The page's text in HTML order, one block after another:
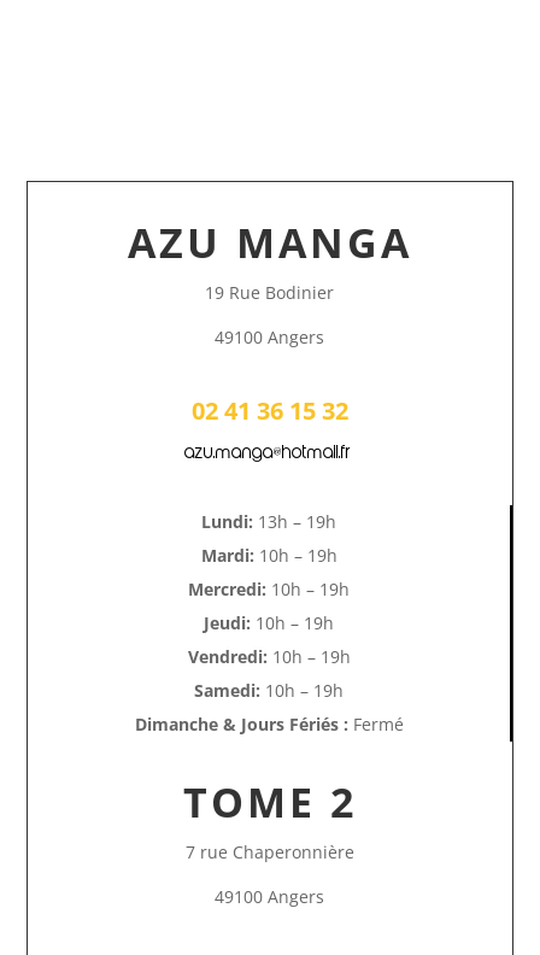
AZU MANGA
19 Rue Bodinier
49100 Angers
02 41 36 15 32
azu.manga@hotmail.fr
Lundi: 13h – 19h
Mardi: 10h – 19h
Mercredi: 10h – 19h
Jeudi: 10h – 19h
Vendredi: 10h – 19h
Samedi: 10h – 19h
Dimanche & Jours Fériés : Fermé
TOME 2
7 rue Chaperonnière
49100 Angers